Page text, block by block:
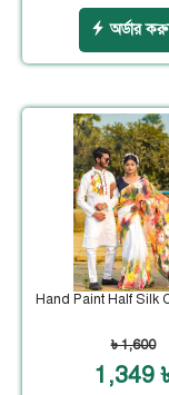
অর্ডার
Hand Paint Half Silk
৳ 1,600
1,349